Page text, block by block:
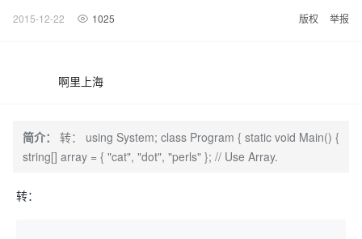
2015-12-22 1025 版权 举报
啊里上海
简介：
转： using System; class Program { static void Main() {
string[] array = { "cat", "dot", "perls" }; // Use Array.
转：